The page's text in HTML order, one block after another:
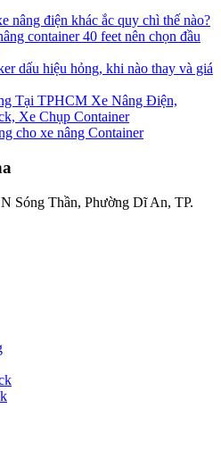
nâng điện khác ắc quy chì thế nào?
container 40 feet nên chọn đầu
dấu hiệu hỏng, khi nào thay và giá
Tại TPHCM Xe Nâng Điện,
Xe Chụp Container
cho xe nâng Container
Sóng Thần, Phường Dĩ An, TP.